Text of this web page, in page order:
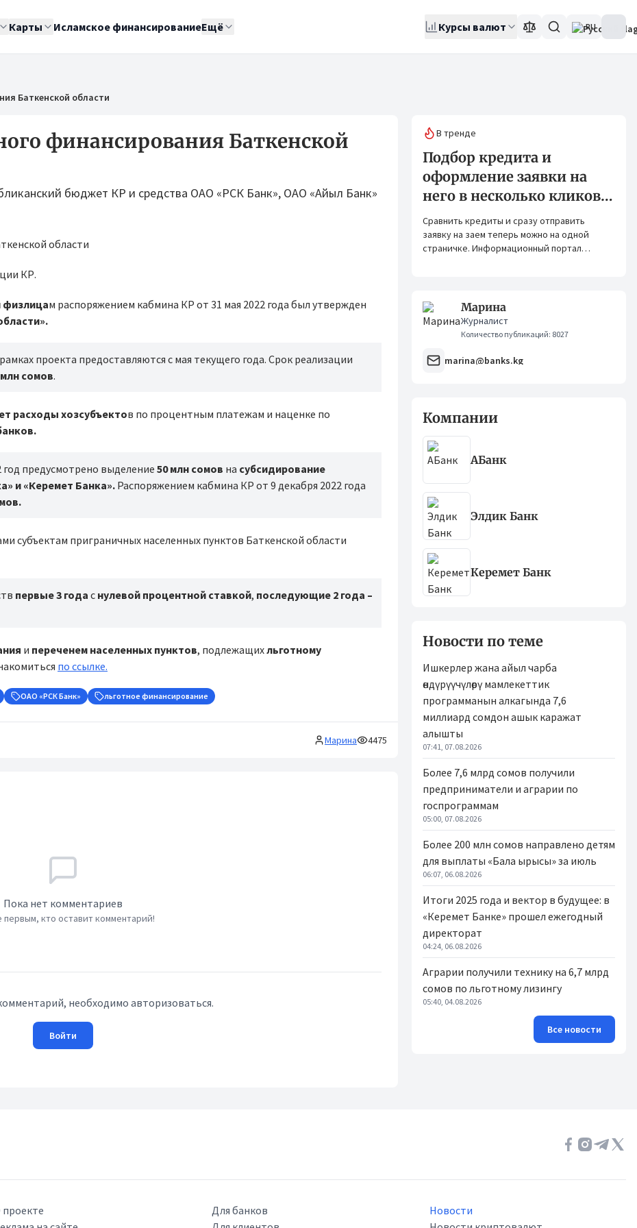
Карты Исламское финансированиеЕщё Курсы валют RU
Баткенской области
финансирования Баткенской
бюджет КР и средства ОАО «РСК Банк», ОАО «Айыл Банк»
КР.
физлицам распоряжением кабмина КР от 31 мая 2022 года был утвержден
проекта предоставляются с мая текущего года. Срок реализации
млн сомов.
расходы хозсубъектов по процентным платежам и наценке по
предусмотрено выделение 50 млн сомов на субсидирование
и «Керемет Банка». Распоряжением кабмина КР от 9 декабря 2022 года
субъектам приграничных населенных пунктов Баткенской области
первые 3 года с нулевой процентной ставкой, последующие 2 года –
и переченем населенных пунктов, подлежащихльготному
по ссылке.
ОАО «РСК Банк» льготное финансирование
Марина 4475
Пока нет комментариев
первым, кто оставит комментарий!
необходимо авторизоваться.
Войти
В тренде
Подбор кредита и
оформление заявки на
него в несколько кликов:
Banks.kg и Bank.kg стали
партнерами
Сравнить кредиты и сразу отправить
заявку на заем теперь можно на одной
страничке. Информационный портал
Марина
Журналист
Количество публикаций: 8027
marina@banks.kg
Компании
АБанк
Элдик Банк
Керемет Банк
Новости по теме
Ишкерлер жана айыл чарба
өндүрүүчүлөрү мамлекеттик
программанын алкагында 7,6
миллиард сомдон ашык каражат
алышты
07:41, 07.08.2026
Более 7,6 млрд сомов получили
предприниматели и аграрии по
госпрограммам
05:00, 07.08.2026
Более 200 млн сомов направлено детям
для выплаты «Бала ырысы» за июль
06:07, 06.08.2026
Итоги 2025 года и вектор в будущее: в
«Керемет Банке» прошел ежегодный
директорат
04:24, 06.08.2026
Аграрии получили технику на 6,7 млрд
сомов по льготному лизингу
05:40, 04.08.2026
Все новости
Для банков
Новости